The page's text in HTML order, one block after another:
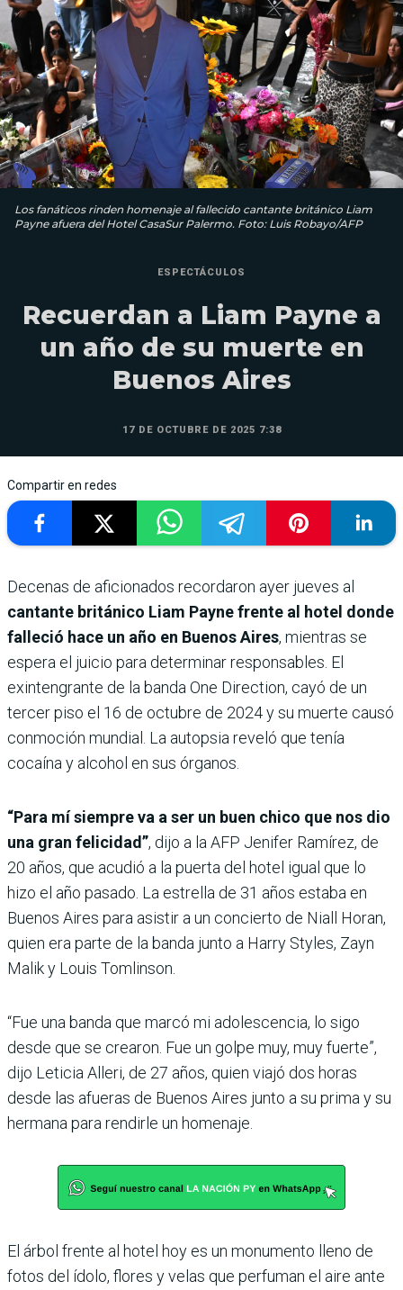
Los fanáticos rinden homenaje al fallecido cantante británico Liam
Payne afuera del Hotel CasaSur Palermo. Foto: Luis Robayo/AFP
ESPECTÁCULOS
Recuerdan a Liam Payne a
un año de su muerte en
Buenos Aires
17 DE OCTUBRE DE 2025 7:38
Compartir en redes
Decenas de aficionados recordaron ayer jueves al
cantante británico Liam Payne frente al hotel donde
falleció hace un año en Buenos Aires, mientras se
espera el juicio para determinar responsables. El
exintengrante de la banda One Direction, cayó de un
tercer piso el 16 de octubre de 2024 y su muerte causó
conmoción mundial. La autopsia reveló que tenía
cocaína y alcohol en sus órganos.
“Para mí siempre va a ser un buen chico que nos dio
una gran felicidad”, dijo a la AFP Jenifer Ramírez, de
20 años, que acudió a la puerta del hotel igual que lo
hizo el año pasado. La estrella de 31 años estaba en
Buenos Aires para asistir a un concierto de Niall Horan,
quien era parte de la banda junto a Harry Styles, Zayn
Malik y Louis Tomlinson.
“Fue una banda que marcó mi adolescencia, lo sigo
desde que se crearon. Fue un golpe muy, muy fuerte”,
dijo Leticia Alleri, de 27 años, quien viajó dos horas
desde las afueras de Buenos Aires junto a su prima y su
hermana para rendirle un homenaje.
El árbol frente al hotel hoy es un monumento lleno de
fotos del ídolo, flores y velas que perfuman el aire ante